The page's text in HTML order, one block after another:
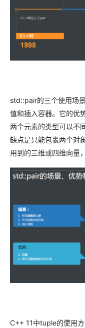
std::pair的三个使用场
值和插入容器。它的优
两个元素的类型可以不
缺点是只能包裹两个对
用到的三维或四维向量
C++ 11中tuple的使用方